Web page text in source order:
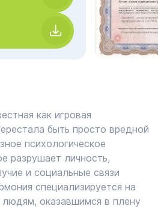
как игровая
быть просто вредной
психологическое
разрушает личность,
и социальные связи
специализируется на
оказавшимся в плену